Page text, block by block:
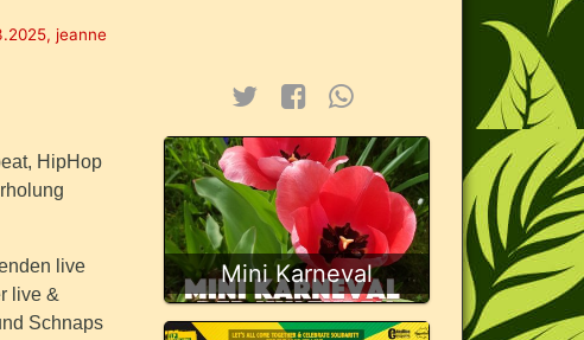
jeanne
HipHop
live
live &
Schnaps
Mini Karneval